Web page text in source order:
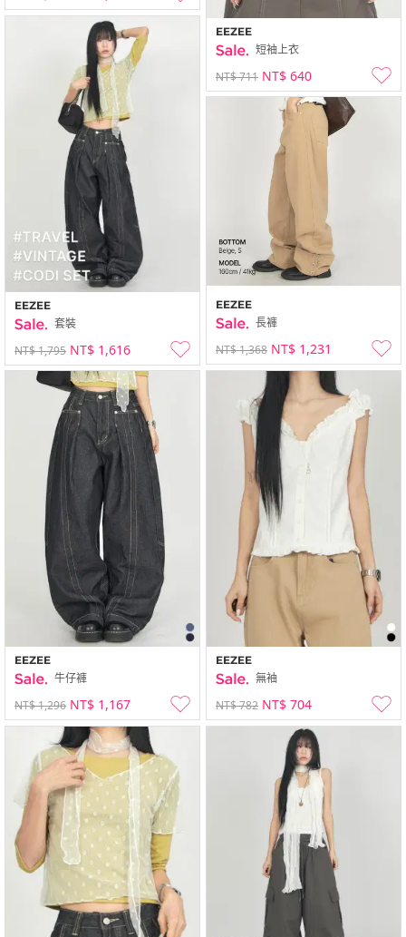
EEZEE
短袖上衣
NT$ 711 NT$ 640
EEZEE
套裝
NT$ 1,795 NT$ 1,616
EEZEE
長褲
NT$ 1,368 NT$ 1,231
EEZEE
無袖
NT$ 782 NT$ 704
EEZEE
牛仔褲
NT$ 1,296 NT$ 1,167